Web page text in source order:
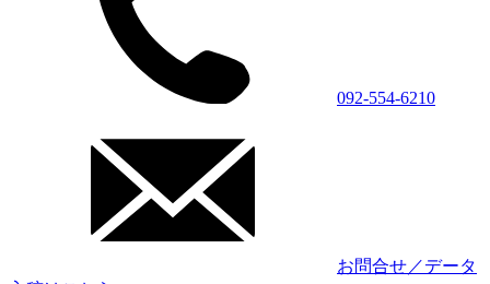
092-554-6210
お問合せ／データ